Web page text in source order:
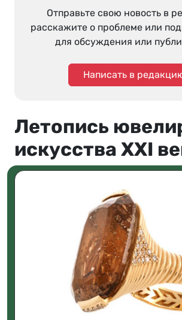
Отправьте свою новость в
расскажите о проблеме или
для обсуждения или
Написать в
Летопись
искусства XXI